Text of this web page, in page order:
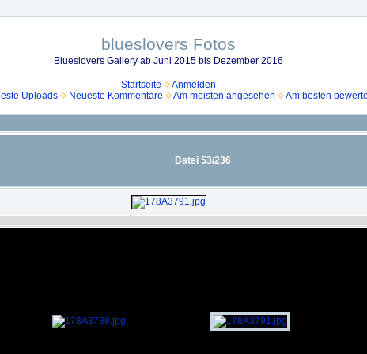
blueslovers Fotos
Blueslovers Gallery ab Juni 2015 bis Dezember 2016
Startseite
Anmelden
Uploads Neueste Kommentare Am meisten angesehen Am besten
Datei 53/236